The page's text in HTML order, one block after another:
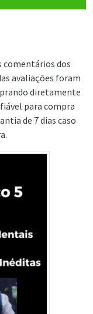
comentários dos
avaliações foram
diretamente
para compra
de 7 dias caso